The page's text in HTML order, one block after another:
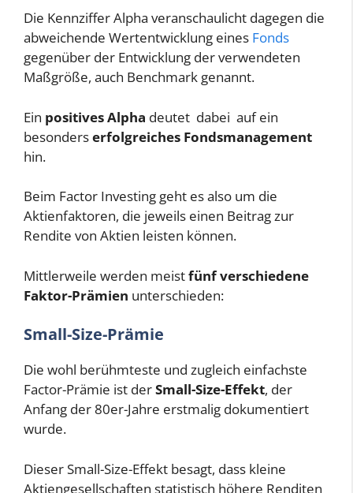
Die Kennziffer Alpha veranschaulicht dagegen die
abweichende Wertentwicklung eines Fonds
gegenüber der Entwicklung der verwendeten
Maßgröße, auch Benchmark genannt.
Ein positives Alpha deutet dabei auf ein
besonderserfolgreiches Fondsmanagement
hin.
Beim Factor Investing geht es also um die
Aktienfaktoren, die jeweils einen Beitrag zur
Rendite von Aktien leisten können.
Mittlerweile werden meistfünf verschiedene
Faktor-Prämien unterschieden:
Small-Size-Prämie
Die wohl berühmteste und zugleich einfachste
Factor-Prämie ist derSmall-Size-Effekt, der
Anfang der 80er-Jahre erstmalig dokumentiert
wurde.
Dieser Small-Size-Effekt besagt, dass kleine
Aktiengesellschaften statistisch höhere Renditen